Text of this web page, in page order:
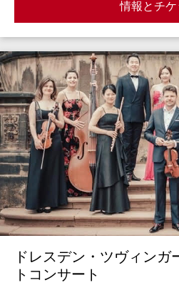
情報とチケ
ドレスデン・ツヴィンガ
トコンサート